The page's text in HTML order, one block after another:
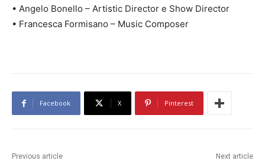
• Angelo Bonello – Artistic Director e Show Director
• Francesca Formisano – Music Composer
Facebook X Pinterest
Previous article Next article